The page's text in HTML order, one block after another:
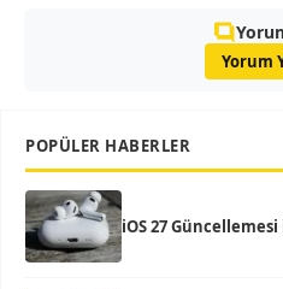
Yorum
POPÜLER HABERLER
iOS 27